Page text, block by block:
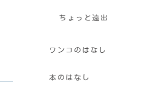
ちょっと遠出
ワンコのはなし
本のはなし